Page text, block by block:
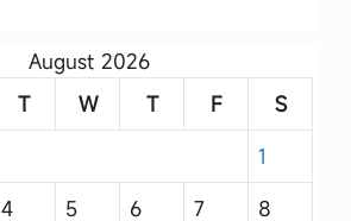
August 2026
T W T F
S
1
4 5 6 7 8